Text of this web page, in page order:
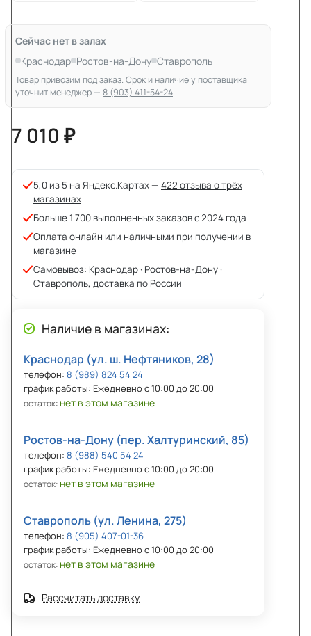
Сейчас нет в залах
Краснодар Ростов-на-Дону Ставрополь
Товар привозим под заказ. Срок и наличие у поставщика
уточнит менеджер — 8 (903) 411-54-24.
7 010 ₽
5,0 из 5 на Яндекс.Картах — 422 отзыва о трёх
магазинах
Больше 1 700 выполненных заказов с 2024 года
Оплата онлайн или наличными при получении в
магазине
Самовывоз: Краснодар · Ростов-на-Дону ·
Ставрополь, доставка по России
Наличие в магазинах:
Краснодар (ул. ш. Нефтяников, 28)
телефон: 8 (989) 824 54 24
график работы: Ежедневно с 10:00 до 20:00
остаток: нет в этом магазине
Ростов-на-Дону (пер. Халтуринский, 85)
телефон: 8 (988) 540 54 24
график работы: Ежедневно с 10:00 до 20:00
остаток: нет в этом магазине
Ставрополь (ул. Ленина, 275)
телефон: 8 (905) 407-01-36
график работы: Ежедневно с 10:00 до 20:00
остаток: нет в этом магазине
Рассчитать доставку